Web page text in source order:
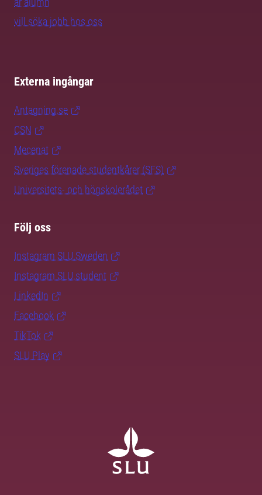
vill söka jobb hos oss
Externa ingångar
Antagning.se
CSN
Mecenat
Sveriges förenade studentkårer (SFS)
Universitets- och högskolerådet
Följ oss
Instagram SLU.Sweden
Instagram SLU.student
LinkedIn
Facebook
TikTok
SLU Play